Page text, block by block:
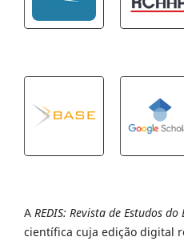
AREDIS: Revista de Estudos do
científica cuja edição digital